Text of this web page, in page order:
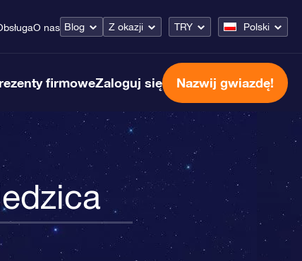
O nas Blog Z okazji TRY Polski
firmoweZaloguj się Nazwij gwiazdę!